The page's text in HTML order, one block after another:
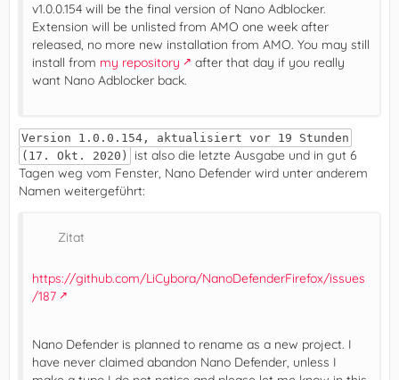
v1.0.0.154 will be the final version of Nano Adblocker.
Extension will be unlisted from AMO one week after
released, no more new installation from AMO. You may still
install from my repository
after that day if you really
want Nano Adblocker back.
Version 1.0.0.154, aktualisiert vor 19 Stunden
(17. Okt. 2020)
ist also die letzte Ausgabe und in gut 6
Tagen weg vom Fenster, Nano Defender wird unter anderem
Namen weitergeführt:
Zitat
https://github.com/LiCybora/NanoDefenderFirefox/issues
/187
Nano Defender is planned to rename as a new project. I
have never claimed abandon Nano Defender, unless I